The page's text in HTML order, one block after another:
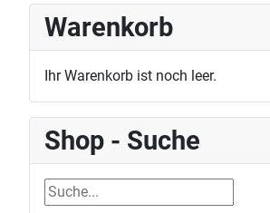
Warenkorb
Ihr Warenkorb ist noch leer.
Shop - Suche